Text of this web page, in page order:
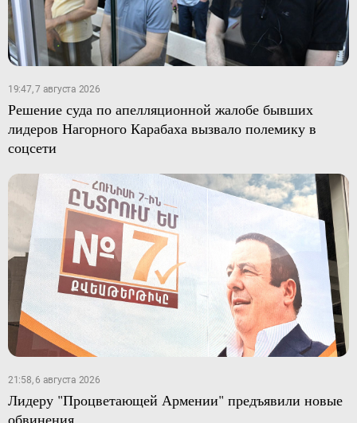
19:47, 7 августа 2026
Решение суда по апелляционной жалобе бывших
лидеров Нагорного Карабаха вызвало полемику в
соцсети
21:58, 6 августа 2026
Лидеру "Процветающей Армении" предъявили новые
обвинения